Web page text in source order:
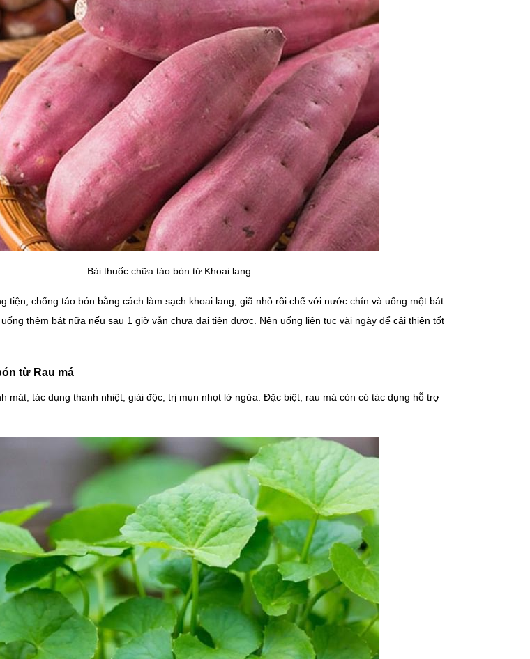
Bài thuốc chữa táo bón từ Khoai lang
tiện, chống táo bón bằng cách làm sạch khoai lang, giã nhỏ rồi chế với nước chín và uống một bát
thêm bát nữa nếu sau 1 giờ vẫn chưa đại tiện được. Nên uống liên tục vài ngày để cải thiện tốt
từ Rau má
mát, tác dụng thanh nhiệt, giải độc, trị mụn nhọt lở ngứa. Đặc biệt, rau má còn có tác dụng hỗ trợ